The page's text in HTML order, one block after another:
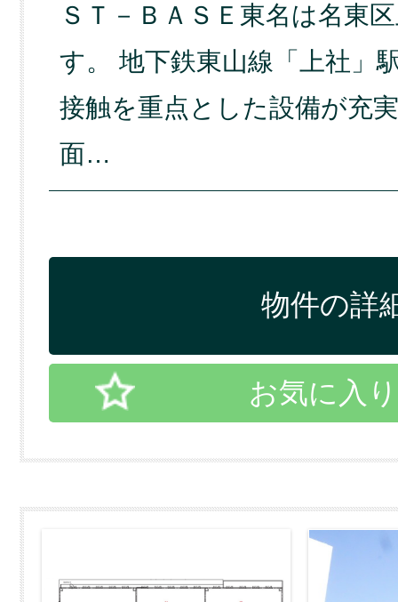
ＳＴ－ＢＡＳＥ東名は名東
す。 地下鉄東山線「上社」
接触を重点とした設備が充
面…
物件の詳
お気に入